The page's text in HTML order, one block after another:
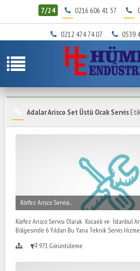
7/24 0216 606 41 57
0212 474 74 07 0539
Adalar Arisco Set Üstü Ocak Servis
Körfez Arisco Servisi..
Körfez Arisco Servisi Olarak Kocaeli ve İstanbul
Bölgesinde 6 Yıldan Bu Yana Teknik Servis
971 Görüntüleme